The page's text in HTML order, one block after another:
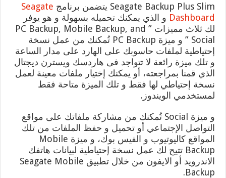
Seagate Backup Plus Slim يتضمن برنامج
Seagate
Dashboard و الذي يمكنك تحميله بسهولة و هو يوفر
لك ثلاث مميزات ” PC Backup, Mobile Backup, and
Social ” و ميزة PC Backup تُمكنك من عمل نسخة
إحتياطية لملفات حاسوبك على الهارد على مدار الساعة
و تلك ميزة رائعة لا تتواجد فى هاردسك ويسترن ديجتال
الذي قمنا بمراجعته، أو يمكنك إختيار ملفات معينة لعمل
نسخة إحتياطي لها فقط و تلك الميزة متاحة فقط
لمستخدمي الويندوز.
و ميزة Social تُمكنك من مشاركة ملفاتك على مواقع
التواصل الإجتماعي أو تحميل و حفظ الملفات من تلك
المواقع كاليوتيوب و الفيس بوك، و ميزة Mobile
Backup تتيح لك عمل نسخة إحتياطية لبيانات هاتفك
الاندرويد أو الايفون من خلال تطبيق Seagate Mobile
Backup.